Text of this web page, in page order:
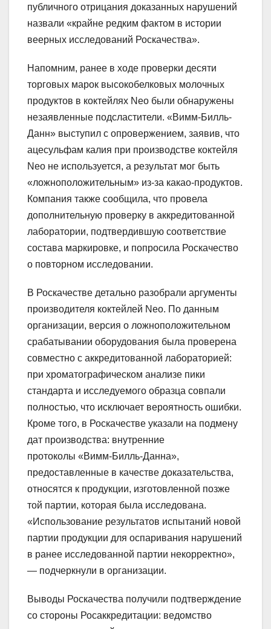
публичного отрицания доказанных нарушений
назвали «крайне редким фактом в истории
веерных исследований Роскачества».
Напомним, ранее в ходе проверки десяти
торговых марок высокобелковых молочных
продуктов в коктейлях Neo были обнаружены
незаявленные подсластители. «Вимм-Билль-
Данн» выступил с опровержением, заявив, что
ацесульфам калия при производстве коктейля
Neo не используется, а результат мог быть
«ложноположительным» из-за какао-продуктов.
Компания также сообщила, что провела
дополнительную проверку в аккредитованной
лаборатории, подтвердившую соответствие
состава маркировке, и попросила Роскачество
о повторном исследовании.
В Роскачестве детально разобрали аргументы
производителя коктейлей Neo. По данным
организации, версия о ложноположительном
срабатывании оборудования была проверена
совместно с аккредитованной лабораторией:
при хроматографическом анализе пики
стандарта и исследуемого образца совпали
полностью, что исключает вероятность ошибки.
Кроме того, в Роскачестве указали на подмену
дат производства: внутренние
протоколы «Вимм-Билль-Данна»,
предоставленные в качестве доказательства,
относятся к продукции, изготовленной позже
той партии, которая была исследована.
«Использование результатов испытаний новой
партии продукции для оспаривания нарушений
в ранее исследованной партии некорректно»,
— подчеркнули в организации.
Выводы Роскачества получили подтверждение
со стороны Росаккредитации: ведомство